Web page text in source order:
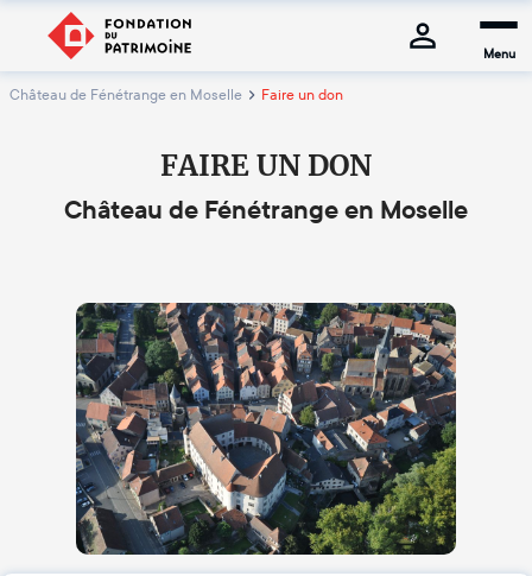
Menu
Château de Fénétrange en Moselle Faire un don
FAIRE UN DON
Château de Fénétrange en Moselle